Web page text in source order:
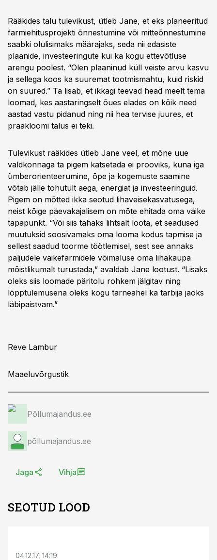
Rääkides talu tulevikust, ütleb Jane, et eks planeeritud
farmiehitusprojekti õnnestumine või mitteõnnestumine
saabki olulisimaks määrajaks, seda nii edasiste
plaanide, investeeringute kui ka kogu ettevõtluse
arengu poolest. “Olen plaaninud küll veiste arvu kasvu
ja sellega koos ka suuremat tootmismahtu, kuid riskid
on suured.” Ta lisab, et ikkagi teevad head meelt tema
loomad, kes aastaringselt õues elades on kõik need
aastad vastu pidanud ning nii hea tervise juures, et
praakloomi talus ei teki.
Tulevikust rääkides ütleb Jane veel, et mõne uue
valdkonnaga ta pigem katsetada ei prooviks, kuna iga
ümberorienteerumine, õpe ja kogemuste saamine
võtab jälle tohutult aega, energiat ja investeeringuid.
Pigem on mõtted ikka seotud lihaveisekasvatusega,
neist kõige päevakajalisem on mõte ehitada oma väike
tapapunkt. “Või siis tahaks lihtsalt loota, et seadused
muutuksid soosivamaks oma looma kodus tapmise ja
sellest saadud toorme töötlemisel, sest see annaks
paljudele väikefarmidele võimaluse oma lihakaupa
mõistlikumalt turustada,” avaldab Jane lootust. “Lisaks
oleks siis loomade päritolu rohkem jälgitav ning
lõpptulemusena oleks kogu tarneahel ka tarbija jaoks
läbipaistvam.”
Reve Lambur
Maaeluvõrgustik
Põllumajandus.ee
põllumajandus.ee
Jaga Vihja
SEOTUD LOOD
04.12.17, 14:19